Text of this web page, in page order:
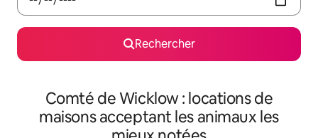
Rechercher
Comté de Wicklow : locations de
maisons acceptant les animaux les